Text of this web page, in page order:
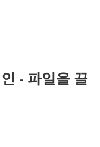
- 파일을 끌